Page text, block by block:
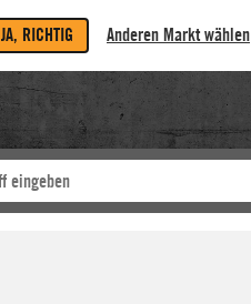
JA, RICHTIG Anderen Markt wählen